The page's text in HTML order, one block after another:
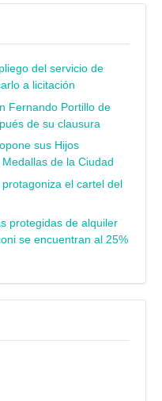
del servicio de
a licitación
Fernando Portillo de
de su clausura
sus Hijos
de la Ciudad
el cartel del
protegidas de alquiler
se encuentran al 25%